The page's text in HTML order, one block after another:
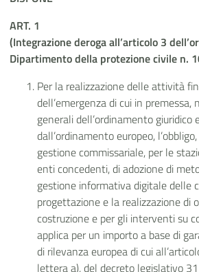
ART. 1
(Integrazione deroga all’articolo 3
Dipartimento della protezione civile n.
Per la realizzazione delle attività
dell’emergenza di cui in
generali dell’ordinamento giuridico
dall’ordinamento europeo,
gestione commissariale, per le
enti concedenti, di adozione di
gestione informativa digitale delle
progettazione e la realizzazione di
costruzione e per gli interventi su
applica per un importo a base di
di rilevanza europea di cui
lettera a), del decreto legislativo